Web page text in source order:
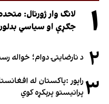
۱
لانګ وار ژورنال:
جګړې او سیاسي
۲ د نارضایتۍ دوام؛ خواله
۳راپور :پاکستان له
پرانیستو پرېکړه کوي